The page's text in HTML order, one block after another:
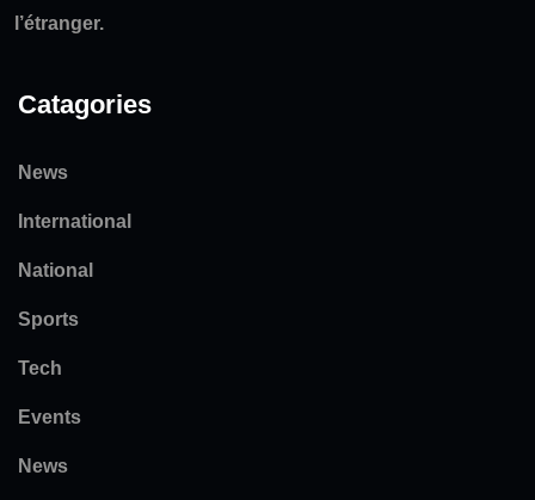
l’étranger.
Catagories
News
International
National
Sports
Tech
Events
News